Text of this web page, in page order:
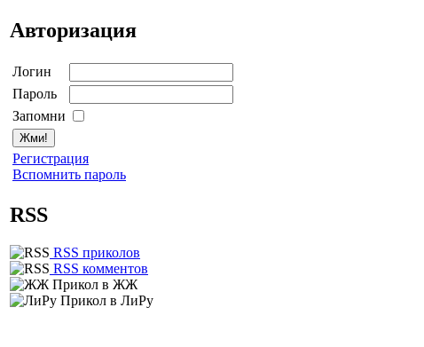
Авторизация
Логин
Пароль
Запомни
Регистрация
Вспомнить пароль
RSS
RSS приколов
RSS комментов
Прикол в ЖЖ
Прикол в ЛиРу